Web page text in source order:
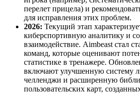
перелет прицела) и
для исправления этих проблем.
2026: Текущий этап
киберспортивную аналитику и
взаимодействие. Aimbeast стал
команд, которые оценивают
статистике в тренажере.
включают улучшенную систему
челленджи и расширенную
пользовательских карт,